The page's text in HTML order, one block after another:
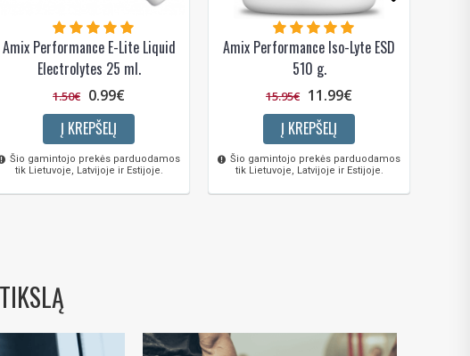
Amix Performance E-Lite Liquid
Electrolytes 25 ml.
1.50€ 0.99€
Į KREPŠELĮ
Šio gamintojo prekės parduodamos
tik Lietuvoje, Latvijoje ir Estijoje.
Amix Performance Iso-Lyte ESD
510 g.
15.95€ 11.99€
Į KREPŠELĮ
Šio gamintojo prekės parduodamos
tik Lietuvoje, Latvijoje ir Estijoje.